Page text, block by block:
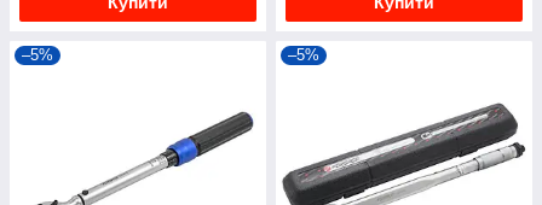
–5% –5%